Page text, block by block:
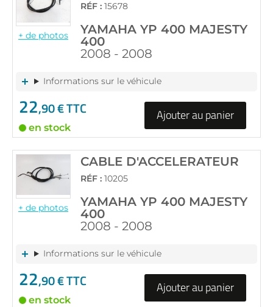
+ de photos
RÉF : 15678
YAMAHA YP 400 MAJESTY
400
2008 - 2008
Informations sur le véhicule
22,90 € TTC
en stock
Ajouter au panier
+ de photos
CABLE D'ACCELERATEUR
RÉF : 10205
YAMAHA YP 400 MAJESTY
400
2008 - 2008
Informations sur le véhicule
22,90 € TTC
en stock
Ajouter au panier